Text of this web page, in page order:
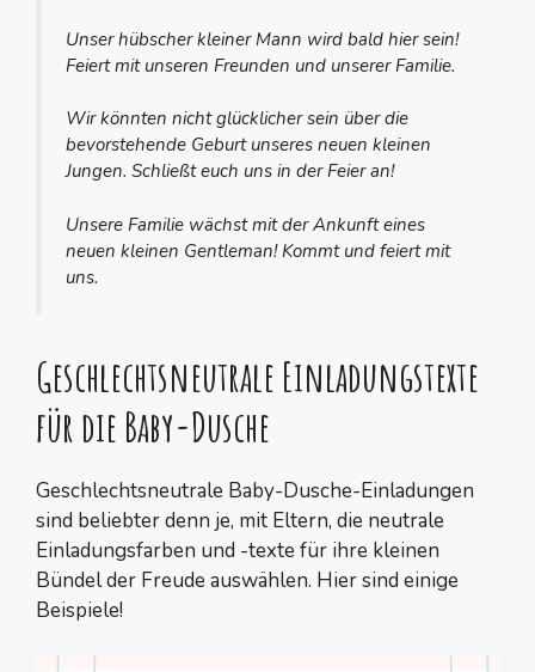
Unser hübscher kleiner Mann wird bald hier sein!
Feiert mit unseren Freunden und unserer Familie.
Wir könnten nicht glücklicher sein über die
bevorstehende Geburt unseres neuen kleinen
Jungen. Schließt euch uns in der Feier an!
Unsere Familie wächst mit der Ankunft eines
neuen kleinen Gentleman! Kommt und feiert mit
uns.
Geschlechtsneutrale Einladungstexte
für die Baby-Dusche
Geschlechtsneutrale Baby-Dusche-Einladungen
sind beliebter denn je, mit Eltern, die neutrale
Einladungsfarben und -texte für ihre kleinen
Bündel der Freude auswählen. Hier sind einige
Beispiele!